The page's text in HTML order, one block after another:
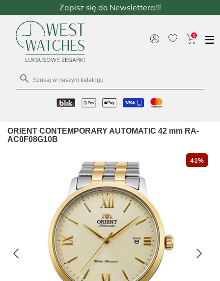

0
Zapisz się do Newslettera!!!
ORIENT CONTEMPORARY AUTOMATIC 42 mm RA-
AC0F08G10B
41%